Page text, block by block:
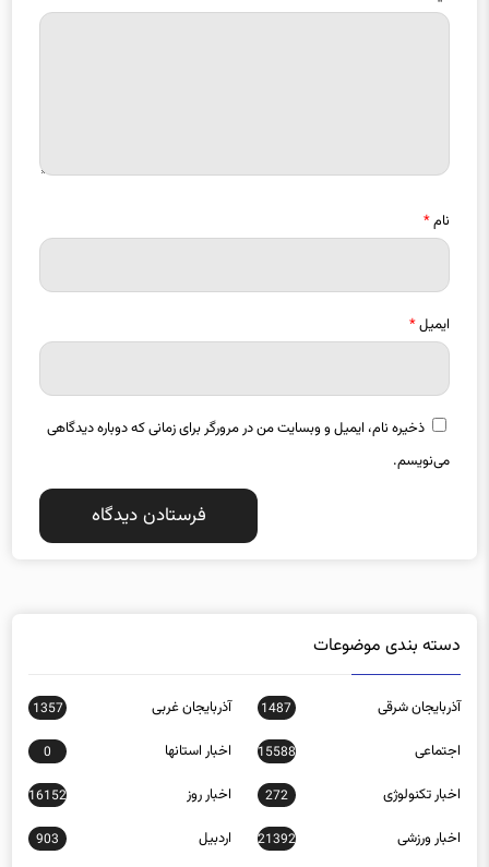
ایمیل*
ذخیره نام، ایمیل و وبسایت من در مرورگر برای زمانی که دوباره دیدگاهی
می‌نویسم.
آذربایجان شرقی
اجتماعی 15588 اخبار استانها 0
اخبار تکنولوژی 272 اخبار روز 16152
اخبار ورزشی 21392 اردبیل 903
اصفهان 1616 اقتصادی 12046